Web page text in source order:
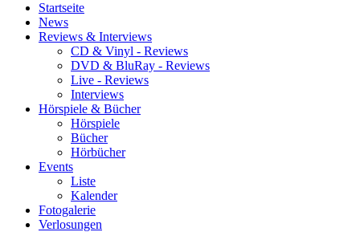
Startseite
News
Reviews & Interviews
CD & Vinyl - Reviews
DVD & BluRay - Reviews
Live - Reviews
Interviews
Hörspiele & Bücher
Hörspiele
Bücher
Hörbücher
Events
Liste
Kalender
Fotogalerie
Verlosungen